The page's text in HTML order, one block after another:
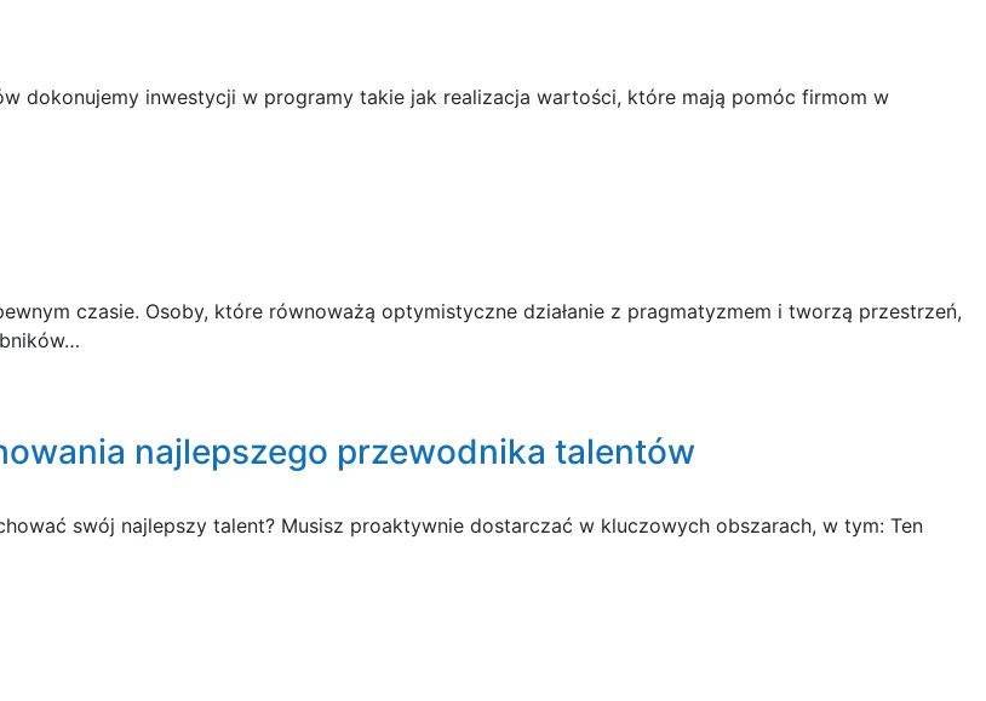
dokonujemy inwestycji w programy takie jak realizacja wartości, które mają pomóc firmom w
czasie. Osoby, które równoważą optymistyczne działanie z pragmatyzmem i tworzą przestrzeń,
najlepszego przewodnika talentów
swój najlepszy talent? Musisz proaktywnie dostarczać w kluczowych obszarach, w tym: Ten